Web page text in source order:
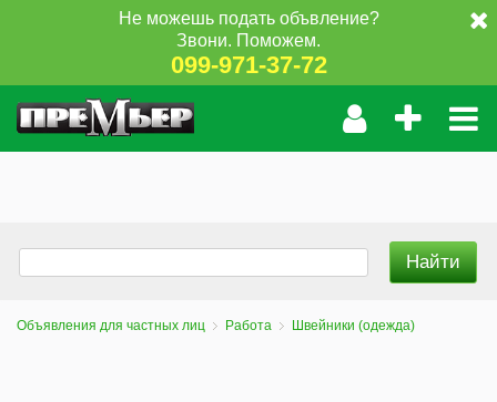
Не можешь подать объвление?
Звони. Поможем.
099-971-37-72
Объявления для частных лиц Работа Швейники (одежда)